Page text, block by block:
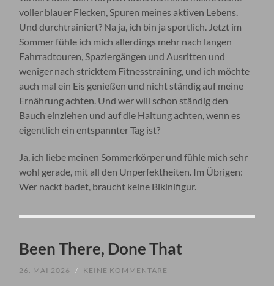
voller blauer Flecken, Spuren meines aktiven Lebens.
Und durchtrainiert? Na ja, ich bin ja sportlich. Jetzt im
Sommer fühle ich mich allerdings mehr nach langen
Fahrradtouren, Spaziergängen und Ausritten und
weniger nach stricktem Fitnesstraining, und ich möchte
auch mal ein Eis genießen und nicht ständig auf meine
Ernährung achten. Und wer will schon ständig den
Bauch einziehen und auf die Haltung achten, wenn es
eigentlich ein entspannter Tag ist?
Ja, ich liebe meinen Sommerkörper und fühle mich sehr
wohl gerade, mit all den Unperfektheiten. Im Übrigen:
Wer nackt badet, braucht keine Bikinifigur.
Been There, Done That
26. MAI 2026 / KEINE KOMMENTARE